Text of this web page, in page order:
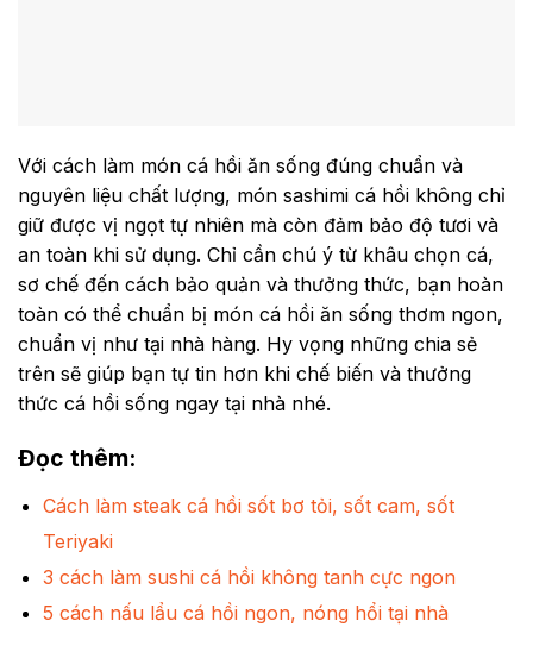
Với cách làm món cá hồi ăn sống đúng chuẩn và
nguyên liệu chất lượng, món sashimi cá hồi không chỉ
giữ được vị ngọt tự nhiên mà còn đảm bảo độ tươi và
an toàn khi sử dụng. Chỉ cần chú ý từ khâu chọn cá,
sơ chế đến cách bảo quản và thưởng thức, bạn hoàn
toàn có thể chuẩn bị món cá hồi ăn sống thơm ngon,
chuẩn vị như tại nhà hàng. Hy vọng những chia sẻ
trên sẽ giúp bạn tự tin hơn khi chế biến và thưởng
thức cá hồi sống ngay tại nhà nhé.
Đọc thêm:
Cách làm steak cá hồi sốt bơ tỏi, sốt cam, sốt
Teriyaki
3 cách làm sushi cá hồi không tanh cực ngon
5 cách nấu lẩu cá hồi ngon, nóng hổi tại nhà